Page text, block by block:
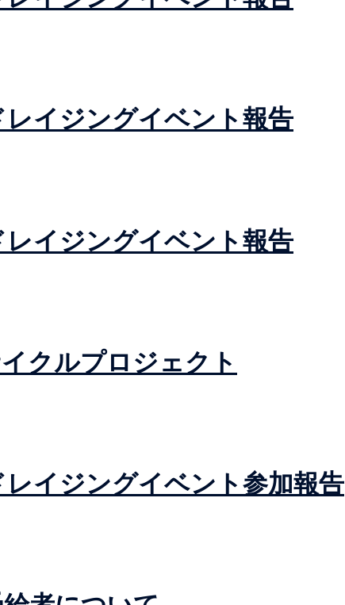
レイジングイベント報告
レイジングイベント報告
クルプロジェクト
レイジングイベント参加報告